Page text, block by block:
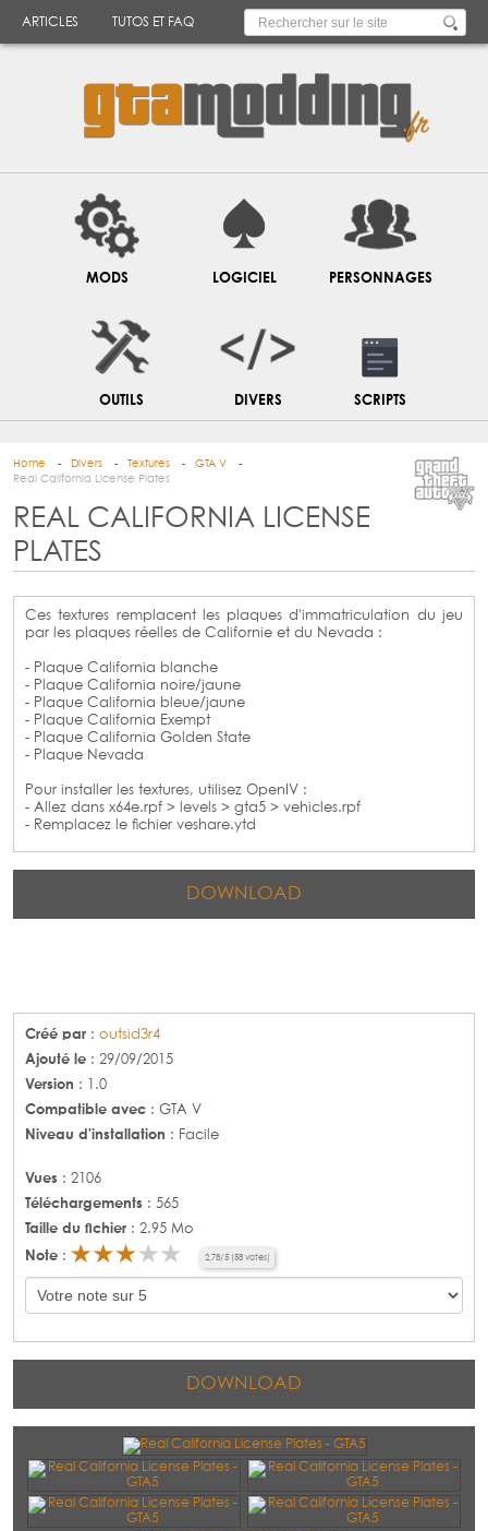
ARTICLES TUTOS ET FAQ
MODS LOGICIEL PERSONNAGES
OUTILS DIVERS SCRIPTS
Home Divers Textures
GTA V
Real California License Plates
REAL CALIFORNIA LICENSE
PLATES
Ces textures remplacent les plaques d'immatriculation du jeu
par les plaques réelles de Californie et du Nevada :
- Plaque California blanche
- Plaque California noire/jaune
- Plaque California bleue/jaune
- Plaque California Exempt
- Plaque California Golden State
- Plaque Nevada
Pour installer les textures, utilisez OpenIV :
- Allez dans x64e.rpf > levels > gta5 > vehicles.rpf
- Remplacez le fichier veshare.ytd
DOWNLOAD
Créé par : outsid3r4
Ajouté le : 29/09/2015
Version : 1.0
Compatible avec : GTA V
Niveau d'installation : Facile
Vues : 2106
Téléchargements : 565
Taille du fichier : 2.95 Mo
Note : 2,78/5 58 votes)
DOWNLOAD